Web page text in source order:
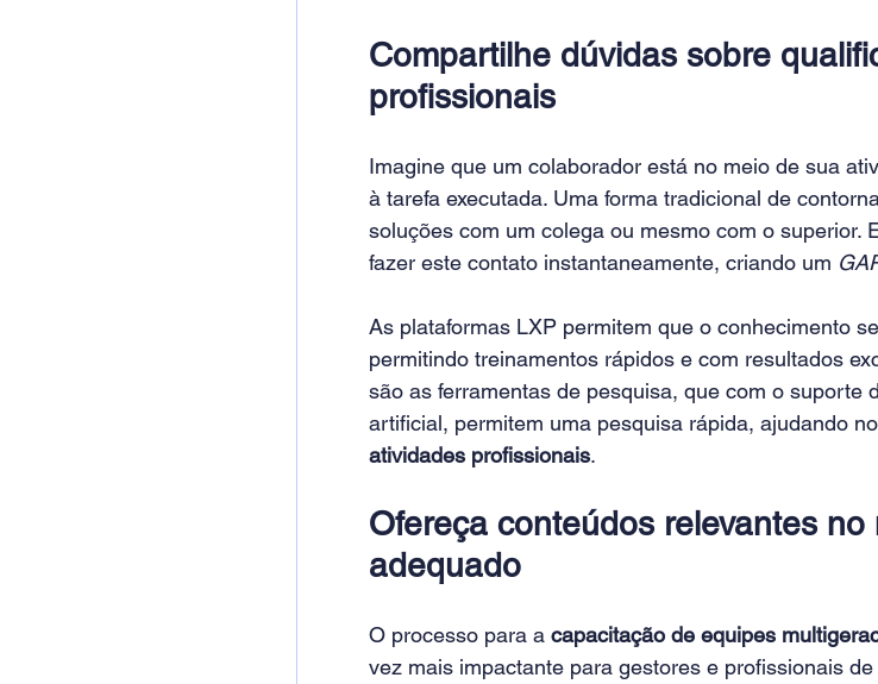
Compartilhe dúvidas sobre
profissionais
Imagine que um colaborador está no meio de sua
à tarefa executada. Uma forma tradicional de
soluções com um colega ou mesmo com o superior.
fazer este contato instantaneamente, criando um
As plataformas LXP permitem que o conhecimento
permitindo treinamentos rápidos e com resultados
são as ferramentas de pesquisa, que com o suporte
artificial, permitem uma pesquisa rápida, ajudando no
atividades profissionais.
Ofereça conteúdos relevantes no
adequado
O processo para a capacitação de equipes
vez mais impactante para gestores e profissionais